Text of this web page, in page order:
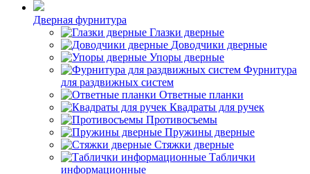
Дверная фурнитура
Глазки дверные
Доводчики дверные
Упоры дверные
Фурнитура
для раздвижных систем
Ответные планки
Квадраты для ручек
Противосъемы
Пружины дверные
Стяжки дверные
Таблички
информационные